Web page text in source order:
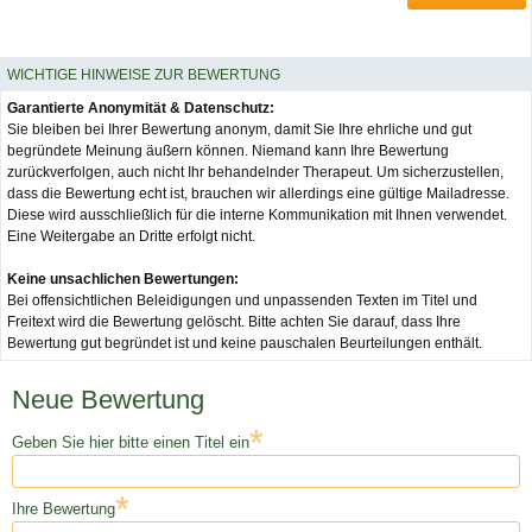
WICHTIGE HINWEISE ZUR BEWERTUNG
Garantierte Anonymität & Datenschutz:
Sie bleiben bei Ihrer Bewertung anonym, damit Sie Ihre ehrliche und gut
begründete Meinung äußern können. Niemand kann Ihre Bewertung
zurückverfolgen, auch nicht Ihr behandelnder Therapeut. Um sicherzustellen,
dass die Bewertung echt ist, brauchen wir allerdings eine gültige Mailadresse.
Diese wird ausschließlich für die interne Kommunikation mit Ihnen verwendet.
Eine Weitergabe an Dritte erfolgt nicht.
Keine unsachlichen Bewertungen:
Bei offensichtlichen Beleidigungen und unpassenden Texten im Titel und
Freitext wird die Bewertung gelöscht. Bitte achten Sie darauf, dass Ihre
Bewertung gut begründet ist und keine pauschalen Beurteilungen enthält.
Neue Bewertung
Geben Sie hier bitte einen Titel ein*
Ihre Bewertung*